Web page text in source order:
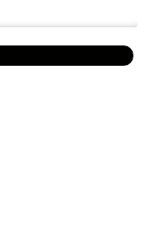
mars La Puissance du
avons réuni des voix